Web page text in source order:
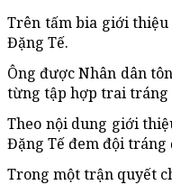
Trên tấm bia giới
Đặng Tế.
Ông được Nhân dân
từng tập hợp trai tráng
Theo nội dung giới
Đặng Tế đem đội
Trong một trận quyết